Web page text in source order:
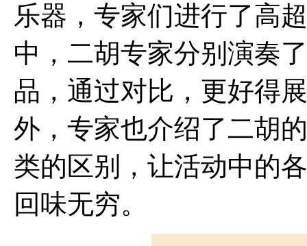
乐器，专家们进行了高
中，二胡专家分别演奏
品，通过对比，更好得
外，专家也介绍了二胡
类的区别，让活动中的
回味无穷。